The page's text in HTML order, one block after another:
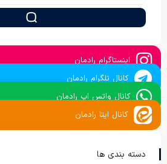
اینستاگرام رادمان
کانال تلگرام رادمان
کانال واتس اپ رادمان
کانال ایتا رادمان
دسته بندی ها